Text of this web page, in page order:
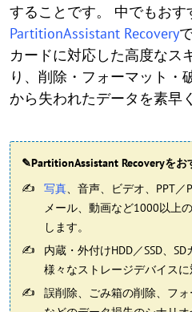
することです。 中でもおす
PartitionAssistant Recovery
カードに対応した高度なス
り、削除・フォーマット・
から失われたデータを素早
✎PartitionAssistant Recoveryをお
写真、音声、ビデオ、PPT／
メール、動画など1000以上
します。
内蔵・外付けHDD／SSD、SD
様々なストレージデバイスに
誤削除、ごみ箱の削除、フォ